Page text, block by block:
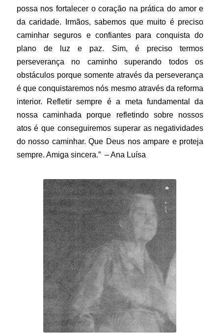
possa nos fortalecer o coração na prática do amor e
da caridade. Irmãos, sabemos que muito é preciso
caminhar seguros e confiantes para conquista do
plano de luz e paz. Sim, é preciso termos
perseverança no caminho superando todos os
obstáculos porque somente através da perseverança
é que conquistaremos nós mesmo através da reforma
interior. Refletir sempre é a meta fundamental da
nossa caminhada porque refletindo sobre nossos
atos é que conseguiremos superar as negatividades
do nosso caminhar. Que Deus nos ampare e proteja
sempre. Amiga sincera.” – Ana Luísa